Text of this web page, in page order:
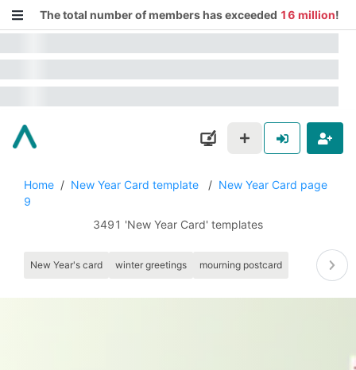
The total number of members has exceeded 16 million!
Home / New Year Card template / New Year Card page
9
3491 'New Year Card' templates
New Year's card winter greetings mourning postcard